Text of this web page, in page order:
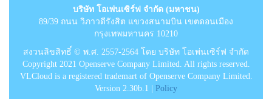
บริษัท โอเพ่นเซิร์ฟ จำกัด (มหาชน)
89/39 ถนน วิภาวดีรังสิต แขวงสนามบิน เขตดอนเมือง
กรุงเทพมหานคร 10210
สงวนลิขสิทธิ์ © พ.ศ. 2557-2564 โดย บริษัท โอเพ่นเซิร์ฟ จำกัด
Copyright 2021 Openserve Company Limited. All rights reserved.
VLCloud is a registered trademart of Openserve Company Limited.
Version 2.30b.1 |
Policy